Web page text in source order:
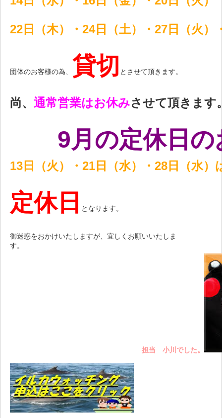
22日（木）・24日（土）・27日（火）
団体のお客様の為、 貸切 とさせて頂きます。
尚、通常営業はお休みさせて頂きます
9月の定休日
13日（火）・21日（水）・28日（水）
定休日 となります。
御迷惑をおかけいたしますが、宜しくお願いいたしま
す。
担当 小川でした。